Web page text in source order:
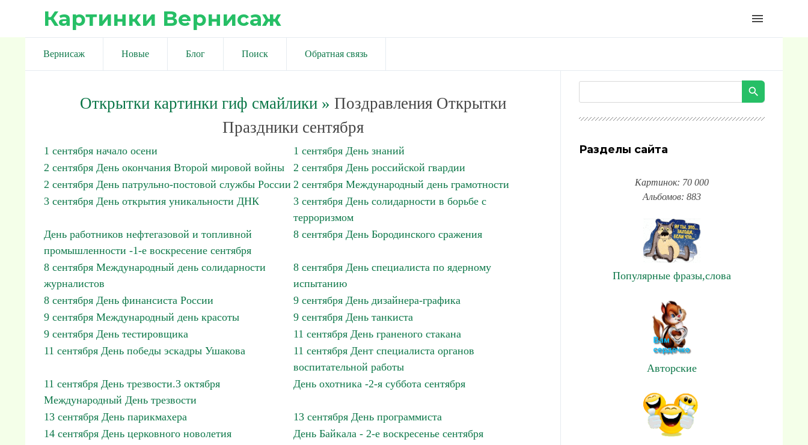
Картинки Вернисаж menu
Вернисаж Новые Блог Поиск Обратная связь
Открытки картинки гиф смайлики» Поздравления Открытки
Праздники сентября
1 сентября начало осени
1 сентября День знаний
2 сентября День окончания Второй мировой войны
2 сентября День российской гвардии
2 сентября День патрульно-постовой службы России 2 сентября Международный день грамотности
3 сентября День открытия уникальности ДНК
3 сентября День солидарности в борьбе с
терроризмом
День работников нефтегазовой и топливной
промышленности -1-е воскресение сентября
8 сентября День Бородинского сражения
8 сентября Международный день солидарности
журналистов
8 сентября День специалиста по ядерному
испытанию
8 сентября День финансиста России
9 сентября День дизайнера-графика
9 сентября Международный день красоты
9 сентября День танкиста
9 сентября День тестировщика
11 сентября День граненого стакана
11 сентября День победы эскадры Ушакова
11 сентября Дент специалиста органов
воспитательной работы
11 сентября День трезвости.3 октября
Международный День трезвости
День охотника -2-я суббота сентября
13 сентября День парикмахера
13 сентября День программиста
14 сентября День церковного новолетия
День Байкала - 2-е воскресенье сентября
Разделы сайта
Картинок: 70 000
Альбомов: 883
Популярные фразы,слова
Авторские